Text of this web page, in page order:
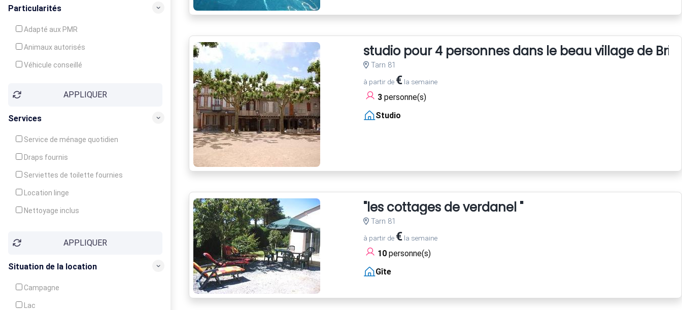
Particularités
Adapté aux PMR
Animaux autorisés
Véhicule conseillé
APPLIQUER
Services
Service de ménage quotidien
Draps fournis
Serviettes de toilette fournies
Location linge
Nettoyage inclus
Garde d'enfants
Crèche
APPLIQUER
Situation de la location
Campagne
Lac
studio pour 4 personnes dans le beau village de
Tarn 81
à partir de €la semaine
3personne(s)
Studio
"les cottages de verdanel "
Tarn 81
à partir de €la semaine
10personne(s)
Gîte